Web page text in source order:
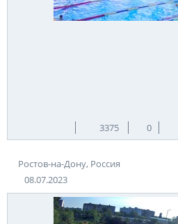
3375 0
Ростов-на-Дону, Россия
08.07.2023